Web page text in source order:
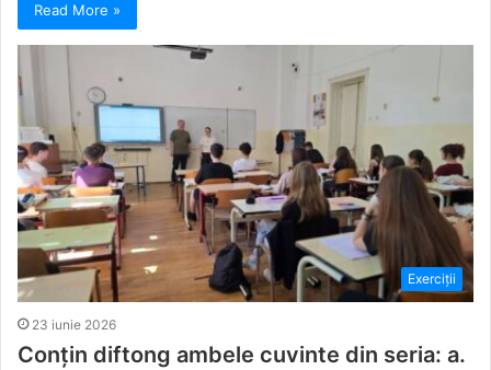
Read More »
Exerciții
23 iunie 2026
Conţin diftong ambele cuvinte din seria: a.